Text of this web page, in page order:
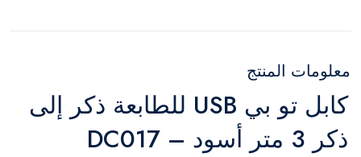
معلومات المنتج
كابل تو بي USB للطابعة ذكر إلى
ذكر 3 متر أسود – DC017